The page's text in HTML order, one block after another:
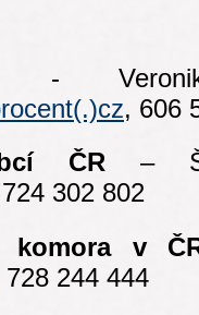
-
, 606
ČR –
302 802
komora v
728 244 444